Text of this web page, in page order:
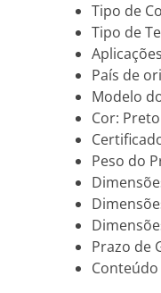
Tipo de
Tipo de
País de
Modelo
Cor: Preto
Peso do
Prazo de
Conteúdo